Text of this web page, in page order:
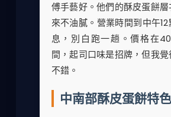
傅手藝好。他們的酥皮蛋餅
來不油膩。營業時間到中午
息，別白跑一趟。價格在
間，起司口味是招牌，但我
不錯。
中南部酥皮蛋餅特